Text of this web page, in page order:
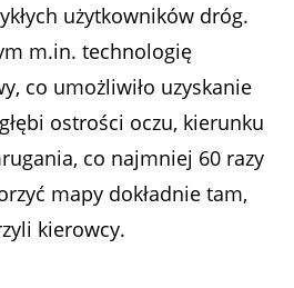
użytkowników dróg.
m.in. technologię
co umożliwiło uzyskanie
ostrości oczu, kierunku
co najmniej 60 razy
mapy dokładnie tam,
kierowcy.